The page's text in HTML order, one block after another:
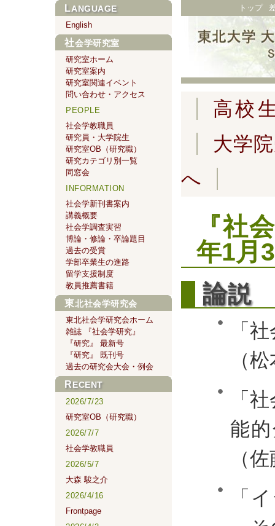
トップ
高校
大学
へ
『社
年1月
論説
「
（
「
能
（
「
LANGUAGE
English
社会学研究室
研究室ホーム
研究室案内
研究室関連イベント
問い合わせ・アクセス
PEOPLE
社会学教職員
研究員・大学院生
研究室OB（研究職）
研究カテゴリ別一覧
同窓会
INFORMATION
社会学新刊書案内
講義概要
社会学調査実習
博論・修論・卒論題目
過去の受賞
学部卒業生の進路
留学支援制度
教員推薦書籍
東北社会学研究会
東北社会学研究会ホーム
雑誌 『社会学研究』
『研究』 最新号
『研究』 既刊号
過去の研究会大会・例会
RECENT
2026/7/23
研究室OB（研究職）
2026/7/7
社会学教職員
2026/5/7
大森 駿之介
2026/4/16
Frontpage